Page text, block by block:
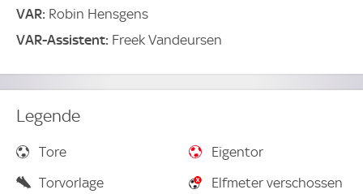
VAR: Robin Hensgens
VAR-Assistent: Freek Vandeursen
Legende
Tore
Eigentor
Torvorlage
Elfmeter verschossen